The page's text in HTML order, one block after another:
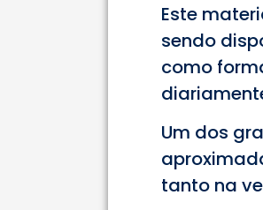
Este
sendo
como
Um dos
tanto na